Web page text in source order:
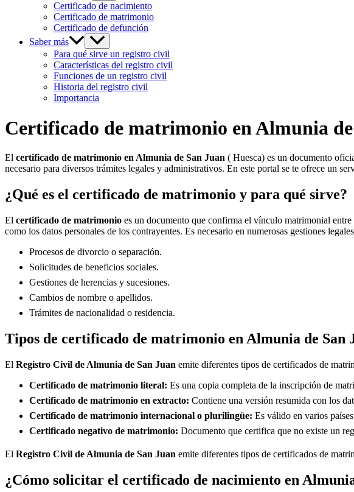
Certificado de nacimiento
Certificado de matrimonio
Certificado de defunción
Saber más
Para qué sirve un registro civil
Características del registro civil
Funciones de un registro civil
Historia del registro civil
Importancia
Certificado de matrimonio enAlmunia
El certificado de matrimonio en Almunia de San Juan ( Huesca) es un documento
necesario para diversos trámites legales y administrativos. En este portal se te ofrece un
¿Qué es el certificado de matrimonio y para qué sirve?
El certificado de matrimonio es un documento que confirma el vínculo matrimonial
como los datos personales de los contrayentes. Es necesario en numerosas gestiones
Procesos de divorcio o separación.
Solicitudes de beneficios sociales.
Gestiones de herencias y sucesiones.
Cambios de nombre o apellidos.
Trámites de nacionalidad o residencia.
Tipos de certificado de matrimonio en Almunia de San
El Registro Civil de Almunia de San Juan emite diferentes tipos de certificados de
Certificado de matrimonio literal: Es una copia completa de la inscripción de
Certificado de matrimonio en extracto: Contiene una versión resumida con los
Certificado de matrimonio internacional o plurilingüe: Es válido en varios
Certificado negativo de matrimonio: Documento que certifica que no existe un
El Registro Civil de Almunia de San Juan emite diferentes tipos de certificados de
¿Cómo solicitar el certificado de nacimiento en